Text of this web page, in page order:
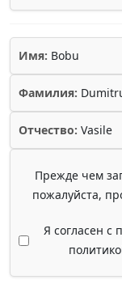
Имя: Bobu
Фамилия:
Отчество: Vasile
Прежде чем
пожалуйста,
Я согласен с